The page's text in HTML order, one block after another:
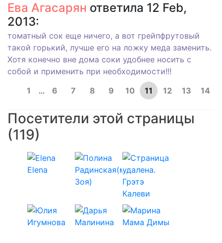
Ева Агасарян ответила 12 Feb,
2013:
томатный сок еще ничего, а вот грейпфрутовый
такой горький, лучше его на ложку меда заменить.
Хотя конечно вне дома соки удобнее носить с
собой и применить при необходимости!!!
1
... 6 7 8 9 10 11 12 13 14
Посетители этой страницы
(119)